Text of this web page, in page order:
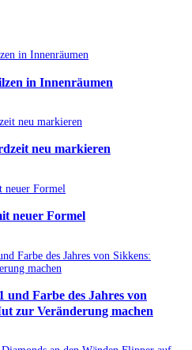
in Innenräumen
neu markieren
neuer Formel
Farbe des Jahres von
zur Veränderung machen